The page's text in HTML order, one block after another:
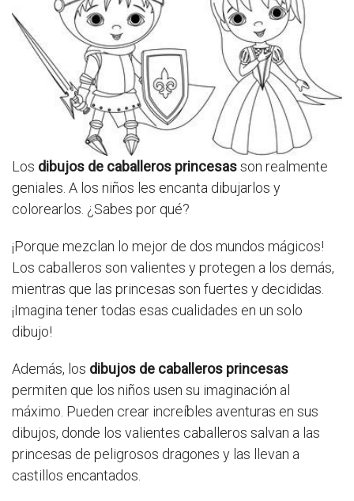
Los dibujos de caballeros princesasson realmente
geniales. A los niños les encanta dibujarlos y
colorearlos. ¿Sabes por qué?
¡Porque mezclan lo mejor de dos mundos mágicos!
Los caballeros son valientes y protegen a los demás,
mientras que las princesas son fuertes y decididas.
¡Imagina tener todas esas cualidades en un solo
dibujo!
Además, los dibujos de caballeros princesas
permiten que los niños usen su imaginación al
máximo. Pueden crear increíbles aventuras en sus
dibujos, donde los valientes caballeros salvan a las
princesas de peligrosos dragones y las llevan a
castillos encantados.